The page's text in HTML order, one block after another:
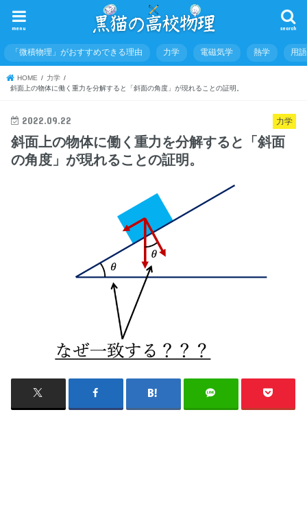
search
menu
「微積物理」がおすすめできる理由 力学 電磁気学 熱学 用
HOME
力学
斜面上の物体に働く重力を分解すると「斜面の角度」が現れることの証明。
力学
2022.09.22
斜面上の物体に働く重力を分解すると「斜面
の角度」が現れることの証明。